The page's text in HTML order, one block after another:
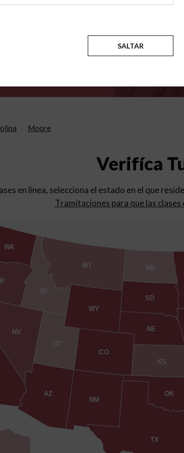
Moore
Verifíca
en línea, selecciona el estado en el que
Tramitaciones para que las
AZ
CO
ID
KS
MT
NE
NV
NM
ND
OK
SD
TX
UT
WA
WY
SALTAR